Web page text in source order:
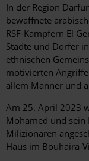
In der Region
bewaffnete
RSF-Kämpfern El
Städte und Dörfer
ethnischen
motivierten
allem Männer und
Am 25. April 2023
Mohamed und
Milizionären
Haus im Bouhaira-